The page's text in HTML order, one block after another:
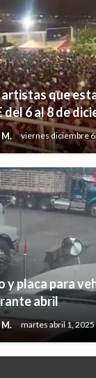
que
6 al 8 de
M. viernes diciembre
y placa para
abril
martes abril 1, 2025